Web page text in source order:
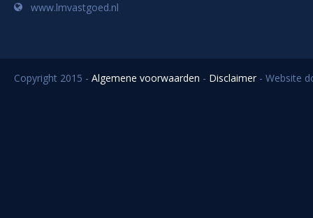
www.lmvastgoed.nl
Copyright 2015 - Algemene voorwaarden - Disclaimer - Website